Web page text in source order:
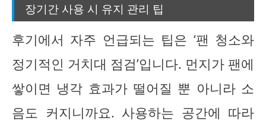
장기간 사용 시 유지 관리 팁
후기에서 자주 언급되는 팁은 ‘팬 청소와
정기적인 거치대 점검’입니다. 먼지가 팬에
쌓이면 냉각 효과가 떨어질 뿐 아니라 소
음도 커지니까요. 사용하는 공간에 따라